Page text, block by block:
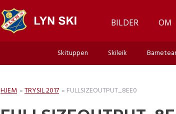
BILDER OM
Skituppen Skileik
HJEM »TRYSIL 2017 » FULLSIZEOUTPUT_8EE0